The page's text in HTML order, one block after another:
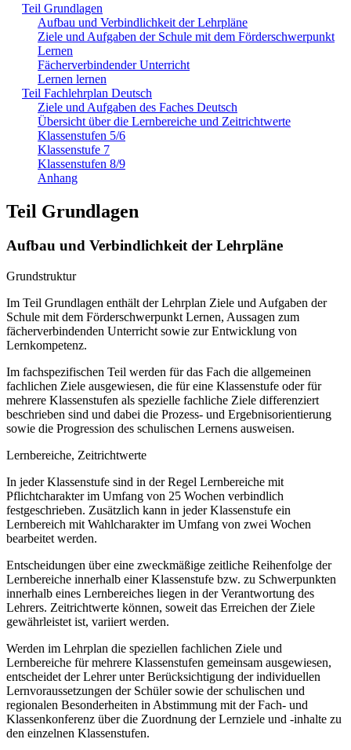
Teil Grundlagen
Aufbau und Verbindlichkeit der Lehrpläne
Ziele und Aufgaben der Schule mit dem Förderschwerpunkt
Lernen
Fächerverbindender Unterricht
Lernen lernen
Teil Fachlehrplan Deutsch
Ziele und Aufgaben des Faches Deutsch
Übersicht über die Lernbereiche und Zeitrichtwerte
Klassenstufen 5/6
Klassenstufe 7
Klassenstufen 8/9
Anhang
Teil Grundlagen
Aufbau und Verbindlichkeit der Lehrpläne
Grundstruktur
Im Teil Grundlagen enthält der Lehrplan Ziele und Aufgaben der
Schule mit dem Förderschwerpunkt Lernen, Aussagen zum
fächerverbindenden Unterricht sowie zur Entwicklung von
Lernkompetenz.
Im fachspezifischen Teil werden für das Fach die allgemeinen
fachlichen Ziele ausgewiesen, die für eine Klassenstufe oder für
mehrere Klassenstufen als spezielle fachliche Ziele differenziert
beschrieben sind und dabei die Prozess- und Ergebnisorientierung
sowie die Progression des schulischen Lernens ausweisen.
Lernbereiche, Zeitrichtwerte
In jeder Klassenstufe sind in der Regel Lernbereiche mit
Pflichtcharakter im Umfang von 25 Wochen verbindlich
festgeschrieben. Zusätzlich kann in jeder Klassenstufe ein
Lernbereich mit Wahlcharakter im Umfang von zwei Wochen
bearbeitet werden.
Entscheidungen über eine zweckmäßige zeitliche Reihenfolge der
Lernbereiche innerhalb einer Klassenstufe bzw. zu Schwerpunkten
innerhalb eines Lernbereiches liegen in der Verantwortung des
Lehrers. Zeitrichtwerte können, soweit das Erreichen der Ziele
gewährleistet ist, variiert werden.
Werden im Lehrplan die speziellen fachlichen Ziele und
Lernbereiche für mehrere Klassenstufen gemeinsam ausgewiesen,
entscheidet der Lehrer unter Berücksichtigung der individuellen
Lernvoraussetzungen der Schüler sowie der schulischen und
regionalen Besonderheiten in Abstimmung mit der Fach- und
Klassenkonferenz über die Zuordnung der Lernziele und -inhalte zu
den einzelnen Klassenstufen.